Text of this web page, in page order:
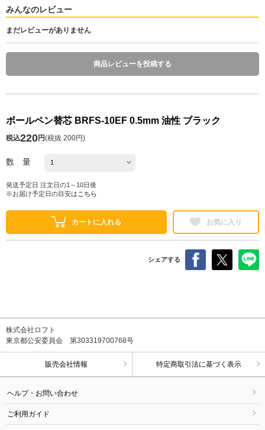
みんなのレビュー
まだレビューがありません
商品レビューを投稿する
ボールペン替芯 BRFS-10EF 0.5mm 油性 ブラック
税込220円(税抜 200円)
数 量
発送予定日 注文日の1～10日後
※お届け予定日の目安は こちら
カートに入れる お気に入り
シェアする
株式会社ロフト
東京都公安委員会 第303319700768号
販売会社情報 特定商取引法に基づく表示
ヘルプ・お問い合わせ
ご利用ガイド